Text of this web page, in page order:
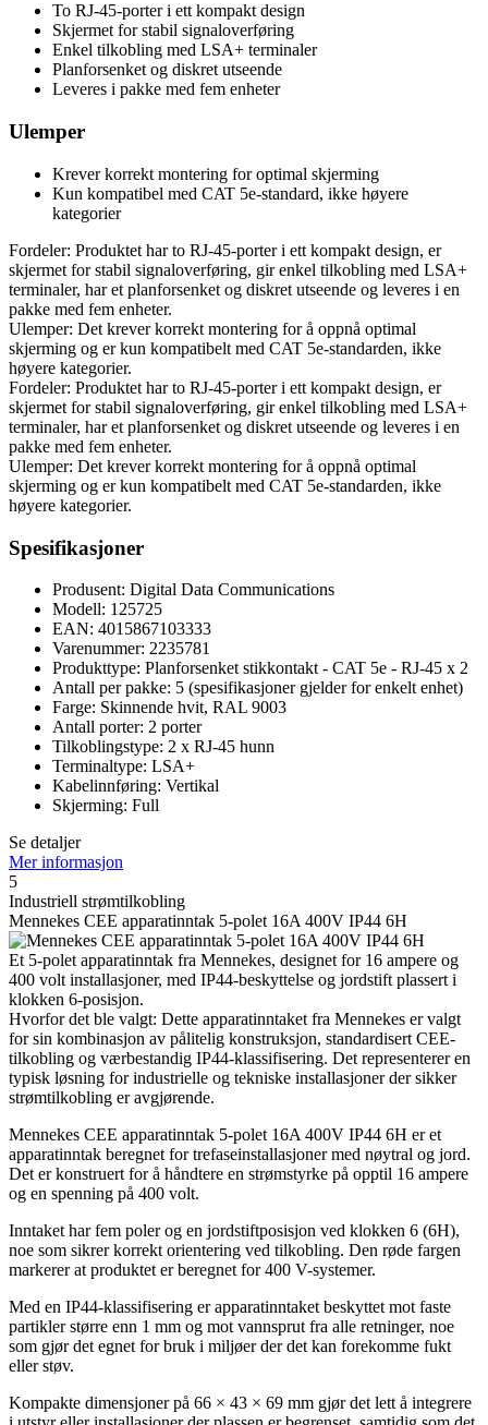
To RJ-45-porter i ett kompakt design
Skjermet for stabil signaloverføring
Enkel tilkobling med LSA+ terminaler
Planforsenket og diskret utseende
Leveres i pakke med fem enheter
Ulemper
Krever korrekt montering for optimal skjerming
Kun kompatibel med CAT 5e-standard, ikke høyere
kategorier
Fordeler: Produktet har to RJ-45-porter i ett kompakt design, er
skjermet for stabil signaloverføring, gir enkel tilkobling med LSA+
terminaler, har et planforsenket og diskret utseende og leveres i en
pakke med fem enheter.
Ulemper: Det krever korrekt montering for å oppnå optimal
skjerming og er kun kompatibelt med CAT 5e-standarden, ikke
høyere kategorier.
Fordeler: Produktet har to RJ-45-porter i ett kompakt design, er
skjermet for stabil signaloverføring, gir enkel tilkobling med LSA+
terminaler, har et planforsenket og diskret utseende og leveres i en
pakke med fem enheter.
Ulemper: Det krever korrekt montering for å oppnå optimal
skjerming og er kun kompatibelt med CAT 5e-standarden, ikke
høyere kategorier.
Spesifikasjoner
Produsent: Digital Data Communications
Modell: 125725
EAN: 4015867103333
Varenummer: 2235781
Produkttype: Planforsenket stikkontakt - CAT 5e - RJ-45 x 2
Antall per pakke: 5 (spesifikasjoner gjelder for enkelt enhet)
Farge: Skinnende hvit, RAL 9003
Antall porter: 2 porter
Tilkoblingstype: 2 x RJ-45 hunn
Terminaltype: LSA+
Kabelinnføring: Vertikal
Skjerming: Full
Se detaljer
Mer informasjon
5
Industriell strømtilkobling
Mennekes CEE apparatinntak 5-polet 16A 400V IP44 6H
Et 5-polet apparatinntak fra Mennekes, designet for 16 ampere og
400 volt installasjoner, med IP44-beskyttelse og jordstift plassert i
klokken 6-posisjon.
Hvorfor det ble valgt: Dette apparatinntaket fra Mennekes er valgt
for sin kombinasjon av pålitelig konstruksjon, standardisert CEE-
tilkobling og værbestandig IP44-klassifisering. Det representerer en
typisk løsning for industrielle og tekniske installasjoner der sikker
strømtilkobling er avgjørende.
Mennekes CEE apparatinntak 5-polet 16A 400V IP44 6H er et
apparatinntak beregnet for trefaseinstallasjoner med nøytral og jord.
Det er konstruert for å håndtere en strømstyrke på opptil 16 ampere
og en spenning på 400 volt.
Inntaket har fem poler og en jordstiftposisjon ved klokken 6 (6H),
noe som sikrer korrekt orientering ved tilkobling. Den røde fargen
markerer at produktet er beregnet for 400 V-systemer.
Med en IP44-klassifisering er apparatinntaket beskyttet mot faste
partikler større enn 1 mm og mot vannsprut fra alle retninger, noe
som gjør det egnet for bruk i miljøer der det kan forekomme fukt
eller støv.
Kompakte dimensjoner på 66 × 43 × 69 mm gjør det lett å integrere